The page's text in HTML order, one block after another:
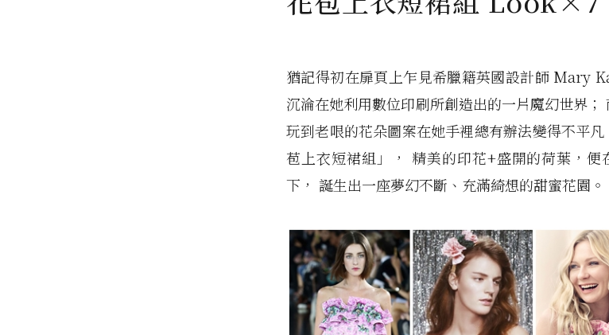
猶記得初在扉頁上乍見希臘籍英國設計師 Mary
沉淪在她利用數位印刷所創造出的一片魔幻世界
玩到老哏的花朵圖案在她手裡總有辦法變得不平
苞上衣短裙組」， 精美的印花+盛開的荷葉，便
下， 誕生出一座夢幻不斷、充滿綺想的甜蜜花園。